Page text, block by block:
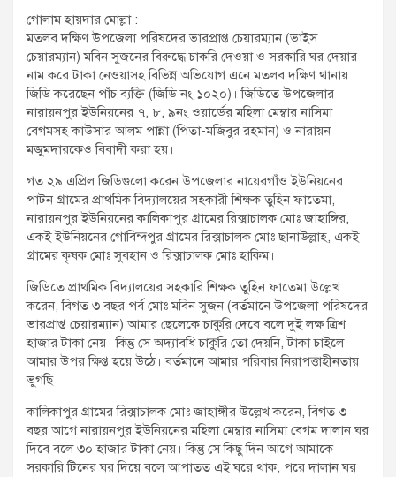
t
:
গোলাম হায়দার মোল্লা :
মতলব দক্ষিণ উপজেলা পরিষদের ভারপ্রাপ্ত চেয়ারম্যান (ভাইস
চেয়ারম্যান) মবিন সুজনের বিরুদ্ধে চাকরি দেওয়া ও সরকারি ঘর দেয়ার
নাম করে টাকা নেওয়াসহ বিভিন্ন অভিযোগ এনে মতলব দক্ষিণ থানায়
জিডি করেছেন পাঁচ ব্যক্তি (জিডি নং ১০২০)। জিডিতে উপজেলার
নারায়নপুর ইউনিয়নের ৭, ৮, ৯নং ওয়ার্ডের মহিলা মেম্বার নাসিমা
বেগমসহ কাউসার আলম পান্না (পিতা-মজিবুর রহমান) ও নারায়ন
মজুমদারকেও বিবাদী করা হয়।
গত ২৯ এপ্রিল জিডিগুলো করেন উপজেলার নায়েরগাঁও ইউনিয়নের
পাটন গ্রামের প্রাথমিক বিদ্যালয়ের সহকারী শিক্ষক তুহিন ফাতেমা,
নারায়নপুর ইউনিয়নের কালিকাপুর গ্রামের রিক্সাচালক মোঃ জাহাঙ্গির,
একই ইউনিয়নের গোবিন্দপুর গ্রামের রিক্সাচালক মোঃ ছানাউল্লাহ, একই
গ্রামের কৃষক মোঃ সুবহান ও রিক্সাচালক মোঃ হাকিম।
জিডিতে প্রাথমিক বিদ্যালয়ের সহকারি শিক্ষক তুহিন ফাতেমা উল্লেখ
করেন, বিগত ৩ বছর পর্ব মোঃ মবিন সুজন (বর্তমানে উপজেলা পরিষদের
ভারপ্রাপ্ত চেয়ারম্যান) আমার ছেলেকে চাকুরি দেবে বলে দুই লক্ষ ত্রিশ
হাজার টাকা নেয়। কিন্তু সে অদ্যাবধি চাকুরি তো দেয়নি, টাকা চাইলে
আমার উপর ক্ষিপ্ত হয়ে উঠে। বর্তমানে আমার পরিবার নিরাপত্তাহীনতায়
ভুগছি।
কালিকাপুর গ্রামের রিক্সাচালক মোঃ জাহাঙ্গীর উল্লেখ করেন, বিগত ৩
বছর আগে নারায়নপুর ইউনিয়নের মহিলা মেম্বার নাসিমা বেগম দালান ঘর
দিবে বলে ৩০ হাজার টাকা নেয়। কিন্তু সে কিছু দিন আগে আমাকে
সরকারি টিনের ঘর দিয়ে বলে আপাতত এই ঘরে থাক, পরে দালান ঘর